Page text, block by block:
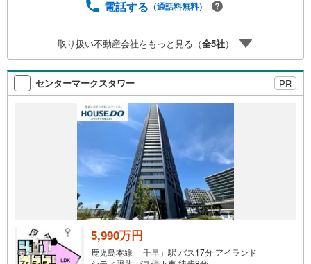
アイマは福岡のマンション・新築一戸建ての専門店です大
プランもご用意平日も夜間もご見学OK/ご自宅・最寄り駅
まで送迎無料/オンライン相談OK「見るだけ」「ローン相
談だけ」でも歓迎します他社でローンが難しいと言われた
方、転職後で審査にご不安の方もご相談ください
電話する （通話料無料）
取り扱い不動産会社をもっと見る（全5社）
センターマークスタワー PR
5,990万円
鹿児島本線 「千早」駅 バス17分 アイランド